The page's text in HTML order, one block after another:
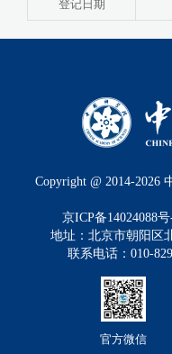
登记日期
Copyright @ 2014-2026
京ICP备14024088
地址：北京市朝阳区
联系电话：010-
官方微信